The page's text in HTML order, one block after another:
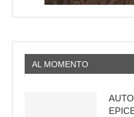
AL MOMENTO